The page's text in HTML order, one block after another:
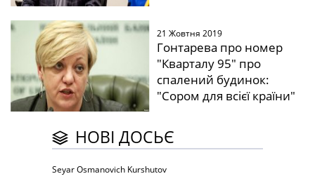
21 Жовтня 2019
Гонтарева про номер
"Кварталу 95" про
спалений будинок:
"Сором для всієї країни"
НОВІ ДОСЬЄ
Seyar Osmanovich Kurshutov